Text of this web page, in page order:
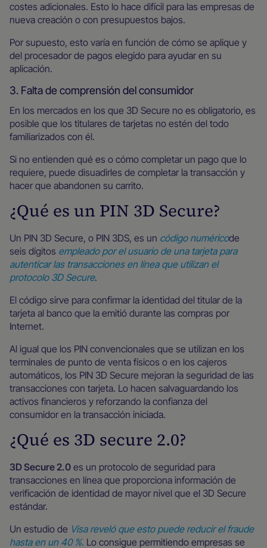
costes adicionales. Esto lo hace difícil para las empresas de
nueva creación o con presupuestos bajos.
Por supuesto, esto varía en función de cómo se aplique y
del procesador de pagos elegido para ayudar en su
aplicación.
3. Falta de comprensión del consumidor
En los mercados en los que 3D Secure no es obligatorio, es
posible que los titulares de tarjetas no estén del todo
familiarizados con él.
Si no entienden qué es o cómo completar un pago que lo
requiere, puede disuadirles de completar la transacción y
hacer que abandonen su carrito.
¿Qué es un PIN 3D Secure?
Un PIN 3D Secure, o PIN 3DS, es un código numéricode
seis dígitos empleado por el usuario de una tarjeta para
autenticar las transacciones en línea que utilizan el
protocolo 3D Secure.
El código sirve para confirmar la identidad del titular de la
tarjeta al banco que la emitió durante las compras por
Internet.
Al igual que los PIN convencionales que se utilizan en los
terminales de punto de venta físicos o en los cajeros
automáticos, los PIN 3D Secure mejoran la seguridad de las
transacciones con tarjeta. Lo hacen salvaguardando los
activos financieros y reforzando la confianza del
consumidor en la transacción iniciada.
¿Qué es 3D secure 2.0?
3D Secure 2.0 es un protocolo de seguridad para
transacciones en línea que proporciona información de
verificación de identidad de mayor nivel que el 3D Secure
estándar.
Un estudio de Visa reveló que esto puede reducir el fraude
hasta en un 40 %. Lo consigue permitiendo empresas se